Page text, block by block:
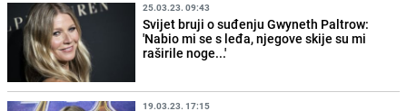
25.03.23. 09:43
Svijet bruji o suđenju Gwyneth Paltrow:
'Nabio mi se s leđa, njegove skije su mi
raširile noge...'
19.03.23. 17:15